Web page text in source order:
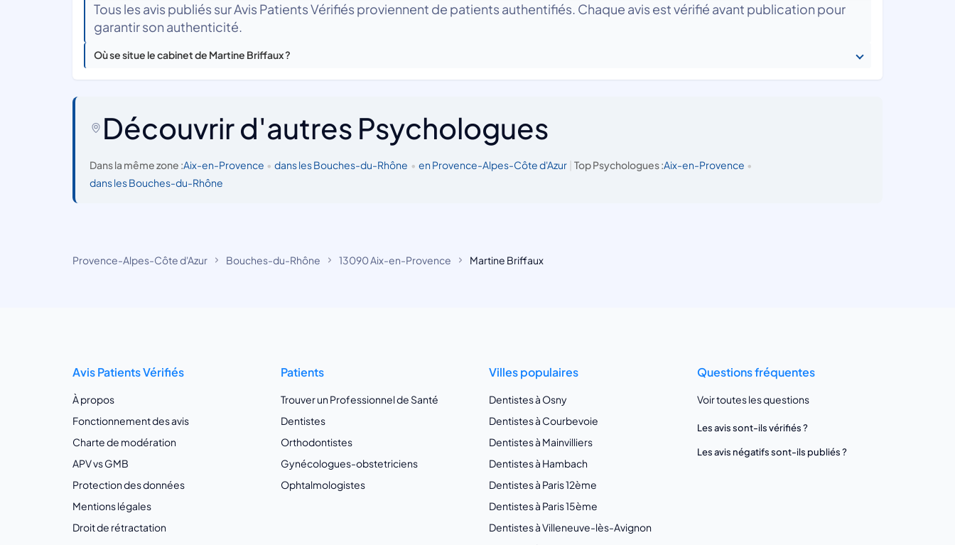
Tous les avis publiés sur Avis Patients Vérifiés proviennent de patients authentifiés. Chaque avis est vérifié avant publication pour
garantir son authenticité.
Où se situe le cabinet de Martine Briffaux ?
Découvrir d'autres Psychologues
Dans la même zone :Aix-en-Provence • dans les Bouches-du-Rhône • en Provence-Alpes-Côte d'Azur | Top Psychologues :Aix-en-Provence •
dans les Bouches-du-Rhône
Provence-Alpes-Côte d'Azur Bouches-du-Rhône 13090 Aix-en-Provence Martine Briffaux
Avis Patients Vérifiés
À propos
Fonctionnement des avis
Charte de modération
APV vs GMB
Protection des données
Mentions légales
Droit de rétractation
Patients
Trouver un Professionnel de Santé
Dentistes
Orthodontistes
Gynécologues-obstetriciens
Ophtalmologistes
Villes populaires
Dentistes à Osny
Dentistes à Courbevoie
Dentistes à Mainvilliers
Dentistes à Hambach
Dentistes à Paris 12ème
Dentistes à Paris 15ème
Dentistes à Villeneuve-lès-Avignon
Questions fréquentes
Voir toutes les questions
Les avis sont-ils vérifiés ?
Les avis négatifs sont-ils publiés ?